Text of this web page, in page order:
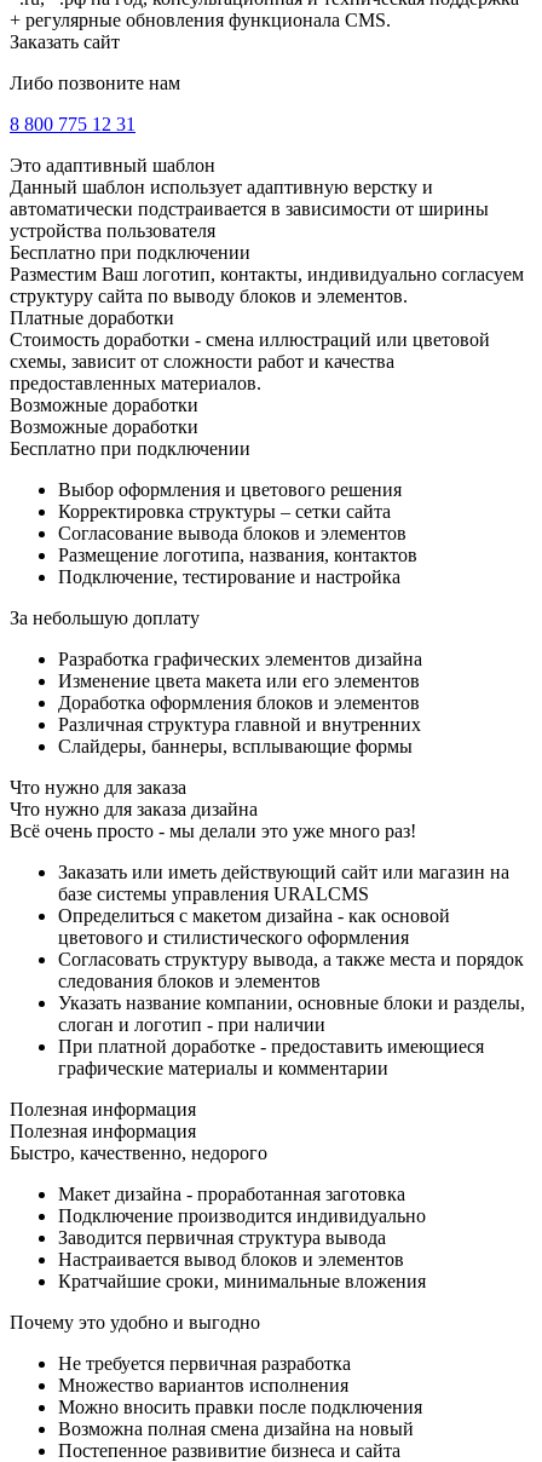
+ регулярные обновления функционала CMS.
Заказать сайт
Либо позвоните нам
8 800 775 12 31
Это адаптивный шаблон
Данный шаблон использует адаптивную верстку и
автоматически подстраивается в зависимости от ширины
устройства пользователя
Бесплатно при подключении
Разместим Ваш логотип, контакты, индивидуально согласуем
структуру сайта по выводу блоков и элементов.
Платные доработки
Стоимость доработки - смена иллюстраций или цветовой
схемы, зависит от сложности работ и качества
предоставленных материалов.
Возможные доработки
Возможные доработки
Бесплатно при подключении
Выбор оформления и цветового решения
Корректировка структуры – сетки сайта
Согласование вывода блоков и элементов
Размещение логотипа, названия, контактов
Подключение, тестирование и настройка
За небольшую доплату
Разработка графических элементов дизайна
Изменение цвета макета или его элементов
Доработка оформления блоков и элементов
Различная структура главной и внутренних
Слайдеры, баннеры, всплывающие формы
Что нужно для заказа
Что нужно для заказа дизайна
Всё очень просто - мы делали это уже много раз!
Заказать или иметь действующий сайт или магазин на
базе системы управления URALCMS
Определиться с макетом дизайна - как основой
цветового и стилистического оформления
Согласовать структуру вывода, а также места и порядок
следования блоков и элементов
Указать название компании, основные блоки и разделы,
слоган и логотип - при наличии
При платной доработке - предоставить имеющиеся
графические материалы и комментарии
Полезная информация
Полезная информация
Быстро, качественно, недорого
Макет дизайна - проработанная заготовка
Подключение производится индивидуально
Заводится первичная структура вывода
Настраивается вывод блоков и элементов
Кратчайшие сроки, минимальные вложения
Почему это удобно и выгодно
Не требуется первичная разработка
Множество вариантов исполнения
Можно вносить правки после подключения
Возможна полная смена дизайна на новый
Постепенное развивитие бизнеса и сайта